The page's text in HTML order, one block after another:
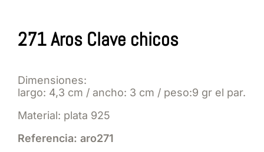
271 Aros Clave chicos
Dimensiones:
largo: 4,3 cm / ancho: 3 cm / peso:9 gr el par.
Material: plata 925
Referencia: aro271